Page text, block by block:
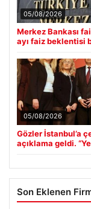
05/08/2026
Merkez Bankası
ayı faiz beklentisi
05/08/2026
Gözler İstanbul’a
açıklama geldi.
Son Eklenen